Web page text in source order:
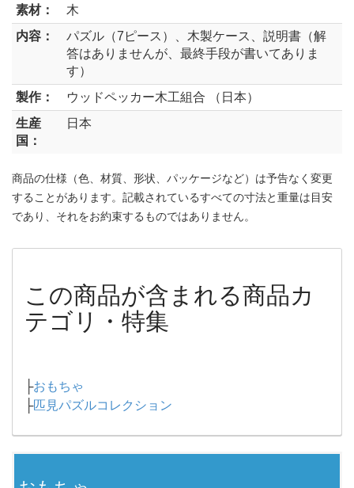
素材：
木
内容：
パズル（7ピース）、木製ケース、説明書（解
答はありませんが、最終手段が書いてありま
す）
製作：
ウッドペッカー木工組合 （日本）
生産
国：
日本
商品の仕様（色、材質、形状、パッケージなど）は予告なく変更
することがあります。記載されているすべての寸法と重量は目安
であり、それをお約束するものではありません。
この商品が含まれる商品カ
テゴリ・特集
├おもちゃ
├匹見パズルコレクション